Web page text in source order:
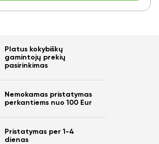
Platus kokybiškų
gamintojų prekių
pasirinkimas
Nemokamas pristatymas
perkantiems nuo 100 Eur
Pristatymas per 1-4
dienas